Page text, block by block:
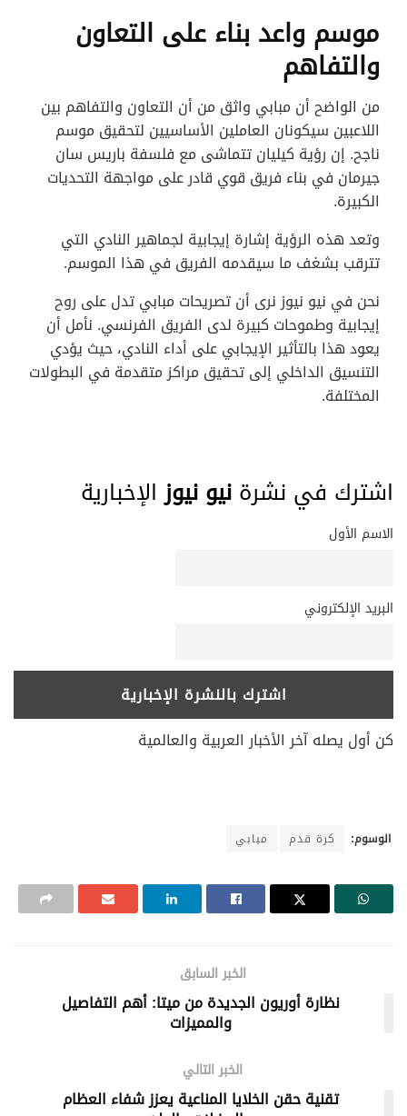
موسم واعد بناء على التعاون
والتفاهم
من الواضح أن مبابي واثق من أن التعاون والتفاهم بين
اللاعبين سيكونان العاملين الأساسيين لتحقيق موسم
ناجح. إن رؤية كيليان تتماشى مع فلسفة باريس سان
جيرمان في بناء فريق قوي قادر على مواجهة التحديات
الكبيرة.
وتعد هذه الرؤية إشارة إيجابية لجماهير النادي التي
تترقب بشغف ما سيقدمه الفريق في هذا الموسم.
نحن في نيو نيوز نرى أن تصريحات مبابي تدل على روح
إيجابية وطموحات كبيرة لدى الفريق الفرنسي. نأمل أن
يعود هذا بالتأثير الإيجابي على أداء النادي، حيث يؤدي
التنسيق الداخلي إلى تحقيق مراكز متقدمة في البطولات
المختلفة.
اشترك في نشرةنيو نيوزالإخبارية
الاسم الأول
البريد الإلكتروني
كن أول يصله آخر الأخبار العربية والعالمية
الوسوم: كرة قدم مبابي
الخبر السابق
نظارة أوريون الجديدة من ميتا: أهم التفاصيل
والمميزات
الخبر التالي
تقنية حقن الخلايا المناعية يعزز شفاء العظام